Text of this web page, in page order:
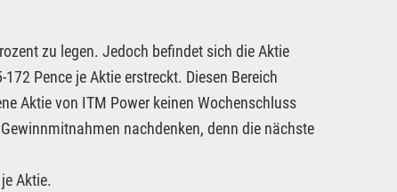
zu legen. Jedoch befindet sich die Aktie
Pence je Aktie erstreckt. Diesen Bereich
Aktie von ITM Power keinen Wochenschluss
nachdenken, denn die nächste
Aktie.